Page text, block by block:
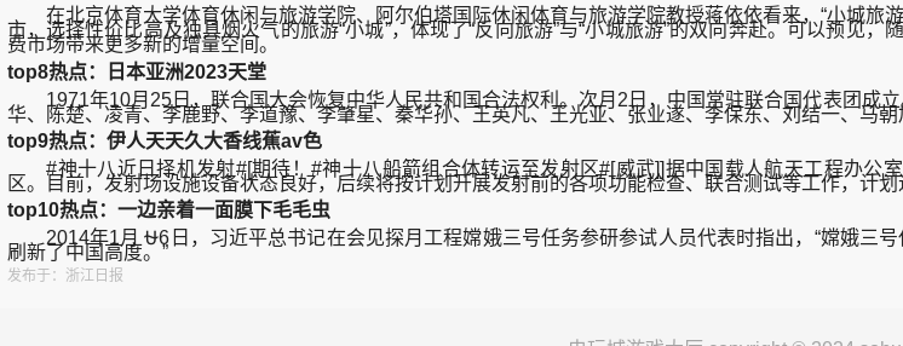
在北京体育大学体育休闲与旅游学院、阿尔伯塔国际休闲体育与旅游学院教授蒋依依看来，“小城旅
市，选择性价比高及独具烟火气的旅游“小城”，体现了“反向旅游”与“小城旅游”的双向奔赴。可以预见
费市场带来更多新的增量空间。
top8热点：日本亚洲2023天堂
1971年10月25日，联合国大会恢复中华人民共和国合法权利。次月2日，中国常驻联合国代表团成
华、陈楚、凌青、李鹿野、李道豫、李肇星、秦华孙、王英凡、王光亚、张业遂、李保东、刘结一、马
top9热点：伊人天天久大香线蕉av色
#神十八近日择机发射#[期待！#神十八船箭组合体转运至发射区#[威武]]据中国载人航天工程办公
区。目前，发射场设施设备状态良好，后续将按计划开展发射前的各项功能检查、联合测试等工作，计
top10热点：一边亲着一面膜下毛毛虫
2014年1月 ⛎6日，习近平总书记在会见探月工程嫦娥三号任务参研参试人员代表时指出，“嫦娥三
刷新了中国高度。”
发布于：浙江日报